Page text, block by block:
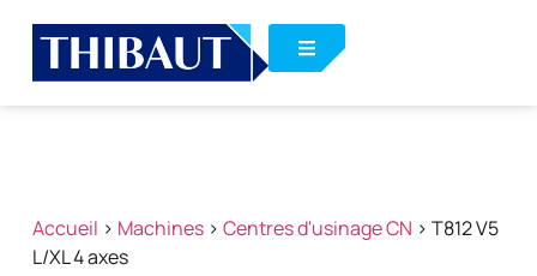
Accueil > Machines> Centres d'usinage CN > T812 V5
L/XL 4 axes